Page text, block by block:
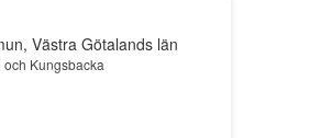
Västra Götalands län
Kungsbacka